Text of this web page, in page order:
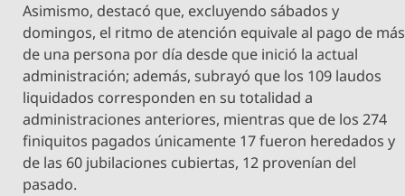
Asimismo, destacó que, excluyendo sábados y
domingos, el ritmo de atención equivale al pago de más
de una persona por día desde que inició la actual
administración; además, subrayó que los 109 laudos
liquidados corresponden en su totalidad a
administraciones anteriores, mientras que de los 274
finiquitos pagados únicamente 17 fueron heredados y
de las 60 jubilaciones cubiertas, 12 provenían del
pasado.